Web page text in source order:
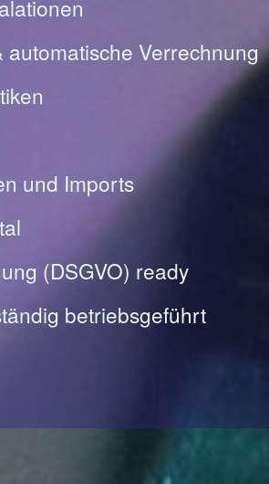
Verrechnung
und Imports
(DSGVO) ready
betriebsgeführt